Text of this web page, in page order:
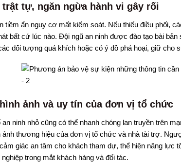
tự, ngăn ngừa hành vi gây rối
tiềm ẩn nguy cơ mất kiểm soát. Nếu thiếu điều phối,
bất cứ lúc nào. Đội ngũ an ninh được đào tạo bài
đối tượng quá khích hoặc có ý đồ phá hoại, giữ cho
ảnh và uy tín của đơn vị tổ chức
ninh nhỏ cũng có thể nhanh chóng lan truyền trên
ảnh thương hiệu của đơn vị tổ chức và nhà tài trợ.
giác an tâm cho khách tham dự, thể hiện năng lực
trong mắt khách hàng và đối tác.